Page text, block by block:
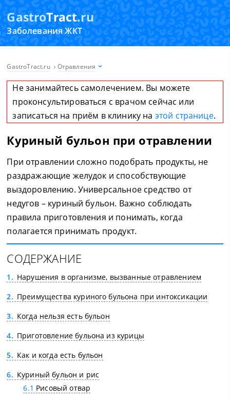
GastroTract.ru
Заболевания ЖКТ
GastroTract.ru Отравления
Не занимайтесь самолечением. Вы можете
проконсультироваться с врачом сейчас или
записаться на приём в клинику на этой странице.
Куриный бульон при отравлении
При отравлении сложно подобрать продукты, не
раздражающие желудок и способствующие
выздоровлению. Универсальное средство от
недугов – куриный бульон. Важно соблюдать
правила приготовления и понимать, когда
полагается принимать продукт.
СОДЕРЖАНИЕ
1
Нарушения в организме, вызванные отравлением
2
Преимущества куриного бульона при интоксикации
3
Когда нельзя есть бульон
4
Приготовление бульона из курицы
5
Как и когда есть бульон
6
Куриный бульон и рис
6.1 Рисовый отвар